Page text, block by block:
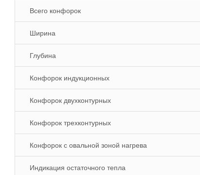
Всего конфорок
Ширина
Глубина
Конфорок индукционных
Конфорок двухконтурных
Конфорок трехконтурных
Конфорок с овальной зоной нагрева
Индикация остаточного тепла